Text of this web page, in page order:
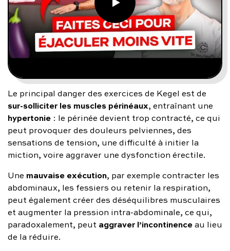
Le principal danger des exercices de Kegel est de
sur-solliciter les muscles périnéaux, entraînant une
hypertonie : le périnée devient trop contracté, ce qui
peut provoquer des douleurs pelviennes, des
sensations de tension, une difficulté à initier la
miction, voire aggraver une dysfonction érectile.
Une mauvaise exécution, par exemple contracter les
abdominaux, les fessiers ou retenir la respiration,
peut également créer des déséquilibres musculaires
et augmenter la pression intra-abdominale, ce qui,
paradoxalement, peut aggraver l’incontinenceau lieu
de la réduire.